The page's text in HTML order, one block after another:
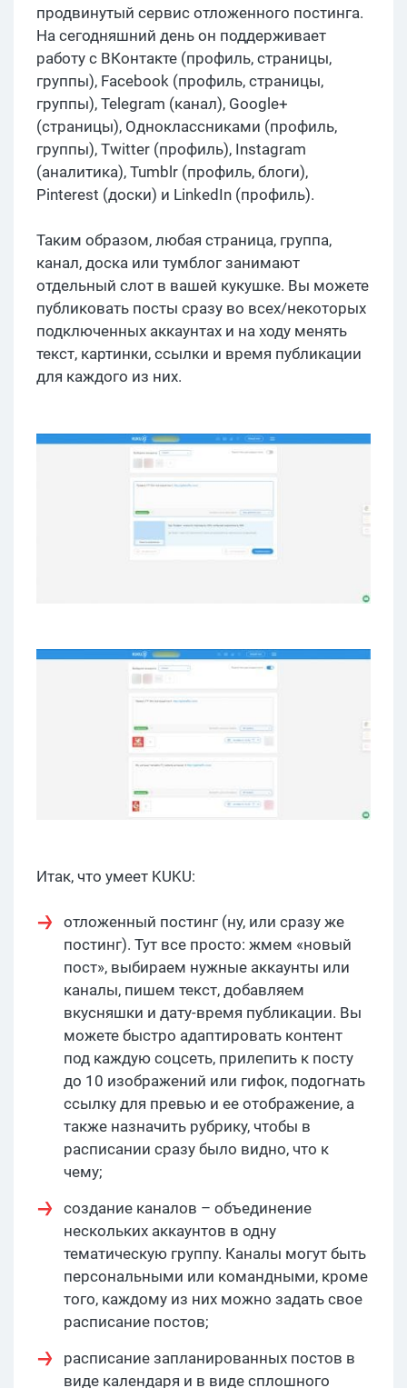
продвинутый сервис отложенного постинга.
На сегодняшний день он поддерживает
работу с ВКонтакте (профиль, страницы,
группы), Facebook (профиль, страницы,
группы), Telegram (канал), Google+
(страницы), Одноклассниками (профиль,
группы), Twitter (профиль), Instagram
(аналитика), Tumblr (профиль, блоги),
Pinterest (доски) и LinkedIn (профиль).
Таким образом, любая страница, группа,
канал, доска или тумблог занимают
отдельный слот в вашей кукушке. Вы можете
публиковать посты сразу во всех/некоторых
подключенных аккаунтах и на ходу менять
текст, картинки, ссылки и время публикации
для каждого из них.
Итак, что умеет KUKU:
отложенный постинг (ну, или сразу же
постинг). Тут все просто: жмем «новый
пост», выбираем нужные аккаунты или
каналы, пишем текст, добавляем
вкусняшки и дату-время публикации. Вы
можете быстро адаптировать контент
под каждую соцсеть, прилепить к посту
до 10 изображений или гифок, подогнать
ссылку для превью и ее отображение, а
также назначить рубрику, чтобы в
расписании сразу было видно, что к
чему;
создание каналов – объединение
нескольких аккаунтов в одну
тематическую группу. Каналы могут быть
персональными или командными, кроме
того, каждому из них можно задать свое
расписание постов;
расписание запланированных постов в
виде календаря и в виде сплошного